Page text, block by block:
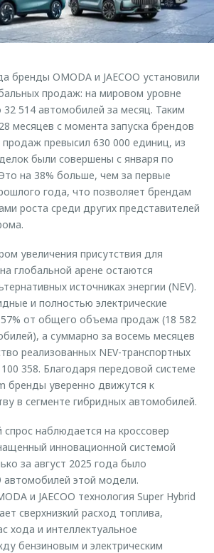
ин
бренды OMODA и JAECOO установили
продаж: на мировом уровне
514 автомобилей за месяц. Таким
месяцев с момента запуска брендов
превысил 630 000 единиц, из
были совершены с января по
на 38% больше, чем за первые
года, что позволяет брендам
роста среди других представителей
увеличения присутствия для
глобальной арене остаются
источниках энергии (NEV).
и полностью электрические
от общего объема продаж (18 582
а суммарно за восемь месяцев
реализованных NEV-транспортных
358. Благодаря передовой системе
бренды уверенно движутся к
в сегменте гибридных автомобилей.
наблюдается на кроссовер
инновационной системой
за август 2025 года было
автомобилей этой модели.
и JAECOO технология Super Hybrid
сверхнизкий расход топлива,
хода и интеллектуальное
бензиновым и электрическим